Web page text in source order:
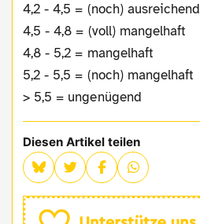
4,2 - 4,5 = (noch) ausreichend
4,5 - 4,8 = (voll) mangelhaft
4,8 - 5,2 = mangelhaft
5,2 - 5,5 = (noch) mangelhaft
> 5,5 = ungenügend
Diesen Artikel teilen